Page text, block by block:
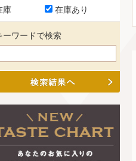
庫 在庫あり
ーワードで検索